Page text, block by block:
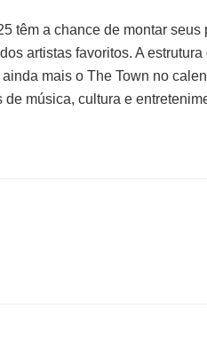
têm a chance de montar seus
artistas favoritos. A estrutura
mais o The Town no
música, cultura e